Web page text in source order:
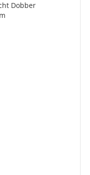
Dobber